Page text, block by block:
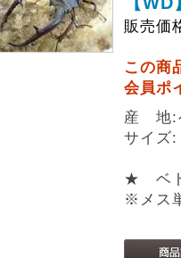
販売価
この商
会員ポ
産 地:
サイズ
★ ベ
※メス